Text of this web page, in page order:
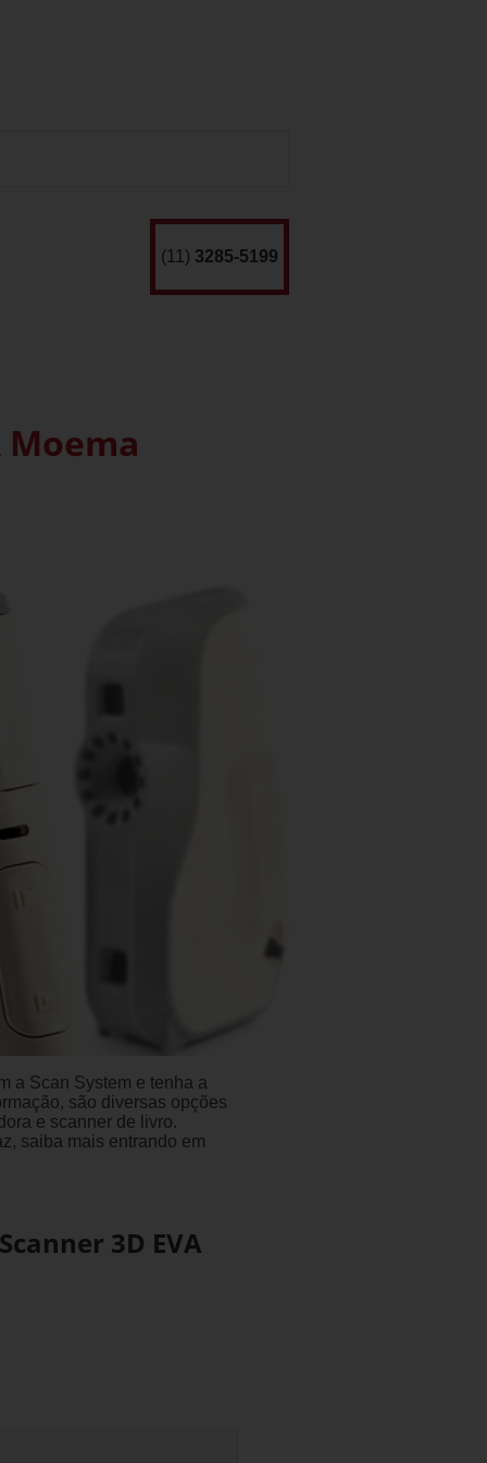
(11) 3285-5199
Moema
a Scan System e tenha a
são diversas opções
e scanner de livro.
saiba mais entrando em
3D EVA